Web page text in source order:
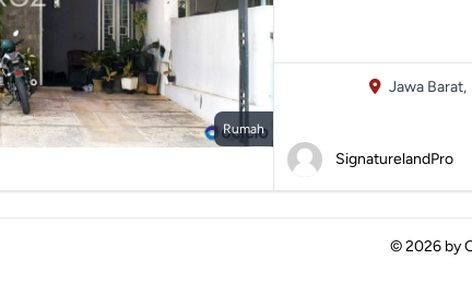
Rumah
Jawa Barat,
SignaturelandPro
© 2026 by